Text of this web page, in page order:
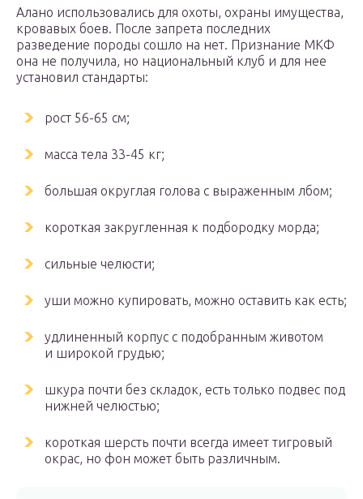
Алано использовались для охоты, охраны имущества,
кровавых боев. После запрета последних
разведение породы сошло на нет. Признание МКФ
она не получила, но национальный клуб и для нее
установил стандарты:
рост 56-65 см;
масса тела 33-45 кг;
большая округлая голова с выраженным лбом;
короткая закругленная к подбородку морда;
сильные челюсти;
уши можно купировать, можно оставить как есть;
удлиненный корпус с подобранным животом
и широкой грудью;
шкура почти без складок, есть только подвес под
нижней челюстью;
короткая шерсть почти всегда имеет тигровый
окрас, но фон может быть различным.